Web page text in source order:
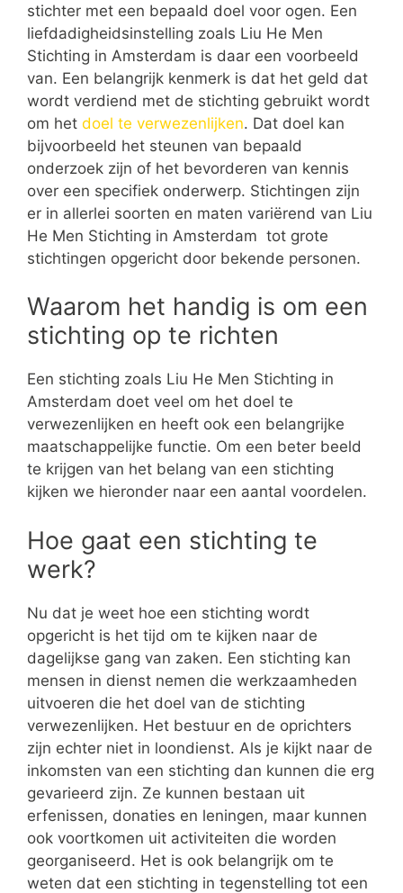
stichter met een bepaald doel voor ogen. Een
liefdadigheidsinstelling zoals Liu He Men
Stichting in Amsterdam is daar een voorbeeld
van. Een belangrijk kenmerk is dat het geld dat
wordt verdiend met de stichting gebruikt wordt
om het doel te verwezenlijken. Dat doel kan
bijvoorbeeld het steunen van bepaald
onderzoek zijn of het bevorderen van kennis
over een specifiek onderwerp. Stichtingen zijn
er in allerlei soorten en maten variërend van Liu
He Men Stichting in Amsterdam tot grote
stichtingen opgericht door bekende personen.
Waarom het handig is om een
stichting op te richten
Een stichting zoals Liu He Men Stichting in
Amsterdam doet veel om het doel te
verwezenlijken en heeft ook een belangrijke
maatschappelijke functie. Om een beter beeld
te krijgen van het belang van een stichting
kijken we hieronder naar een aantal voordelen.
Hoe gaat een stichting te
werk?
Nu dat je weet hoe een stichting wordt
opgericht is het tijd om te kijken naar de
dagelijkse gang van zaken. Een stichting kan
mensen in dienst nemen die werkzaamheden
uitvoeren die het doel van de stichting
verwezenlijken. Het bestuur en de oprichters
zijn echter niet in loondienst. Als je kijkt naar de
inkomsten van een stichting dan kunnen die erg
gevarieerd zijn. Ze kunnen bestaan uit
erfenissen, donaties en leningen, maar kunnen
ook voortkomen uit activiteiten die worden
georganiseerd. Het is ook belangrijk om te
weten dat een stichting in tegenstelling tot een